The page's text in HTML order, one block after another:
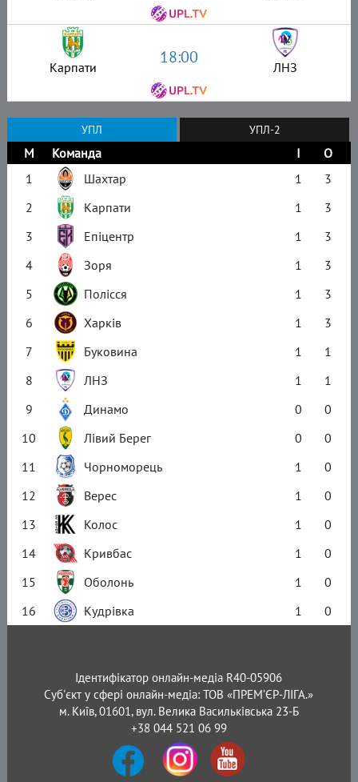
Карпати 18:00 ЛНЗ
УПЛ УПЛ-2
М Команда І
О
1
Шахтар 1
3
2
Карпати 1
3
3
Епіцентр 1
3
4
Зоря 1
3
5
Полісся 1
3
6
Харків 1
3
7
Буковина 1
1
8
ЛНЗ 1
1
9
Динамо 0
0
10
Лівий Берег 0
0
11
Чорноморець 1
0
12
Верес 1
0
13
Колос 1
0
14
Кривбас 1
0
15
Оболонь 1
0
16
Кудрівка 1 0
Ідентифікатор онлайн-медіа R40-05906
Суб'єкт у сфері онлайн-медіа: ТОВ «ПРЕМ’ЄР-ЛІГА.»
м. Київ, 01601, вул. Велика Васильківська 23-Б
+38 044 521 06 99